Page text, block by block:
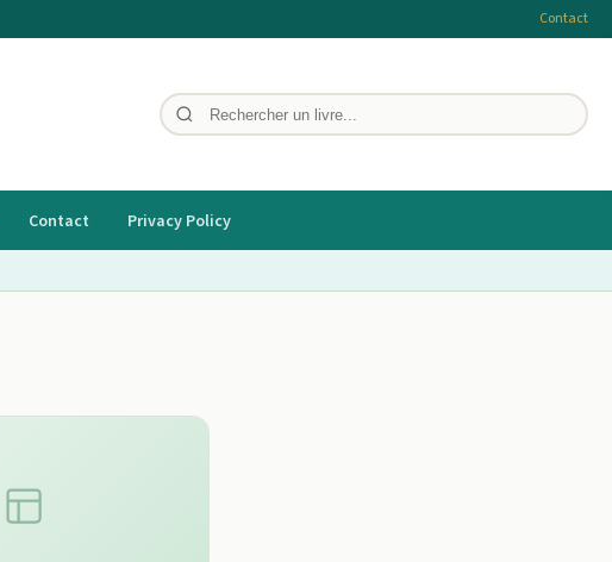
Contact
Contact Privacy Policy